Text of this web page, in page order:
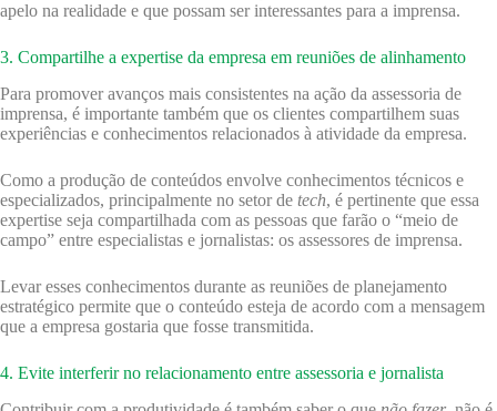
apelo na realidade e que possam ser interessantes para a imprensa.
3. Compartilhe a expertise da empresa em reuniões de alinhamento
Para promover avanços mais consistentes na ação da assessoria de
imprensa, é importante também que os clientes compartilhem suas
experiências e conhecimentos relacionados à atividade da empresa.
Como a produção de conteúdos envolve conhecimentos técnicos e
especializados, principalmente no setor de tech, é pertinente que essa
expertise seja compartilhada com as pessoas que farão o “meio de
campo” entre especialistas e jornalistas: os assessores de imprensa.
Levar esses conhecimentos durante as reuniões de planejamento
estratégico permite que o conteúdo esteja de acordo com a mensagem
que a empresa gostaria que fosse transmitida.
4. Evite interferir no relacionamento entre assessoria e jornalista